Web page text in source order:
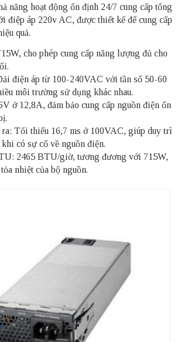
năng hoạt động ổn định 24/7 cung cấp tổng
điệp áp 220v AC, được thiết kế để cung cấp
quả.
cho phép cung cấp năng lượng đủ cho
điện áp từ 100-240VAC với tần số 50-60
môi trường sử dụng khác nhau.
ở 12,8A, đảm bảo cung cấp nguồn điện ổn
Tối thiểu 16,7 ms ở 100VAC, giúp duy trì
có sự cố về nguồn điện.
2465 BTU/giờ, tương đương với 715W,
nhiệt của bộ nguồn.